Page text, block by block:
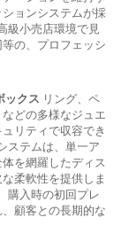
ョンシステムが採
級小売店環境で見
の、プロフェッシ
ックス リング、ペ
どの多様なジュエ
リティで収容でき
ステムは、単一ア
を網羅したディス
柔軟性を提供しま
購入時の初回プレ
顧客との長期的な